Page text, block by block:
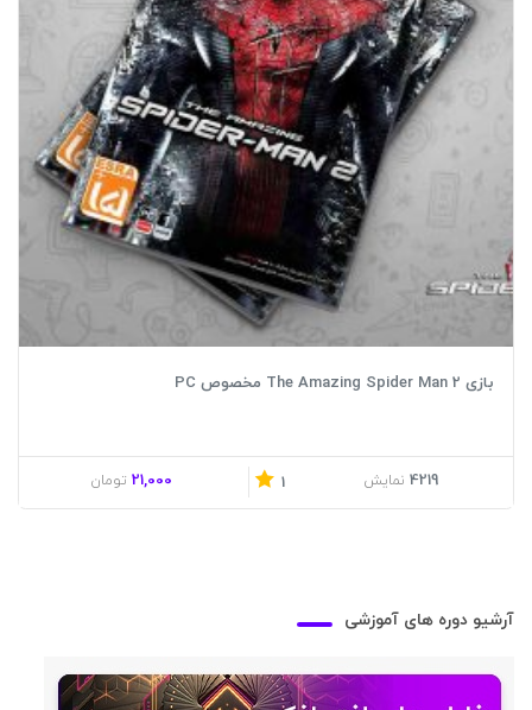
بازی The Amazing Spider Man 2 مخصوص PC
4219 نمایش 1
21,000 تومان
آرشیو دوره های آموزشی